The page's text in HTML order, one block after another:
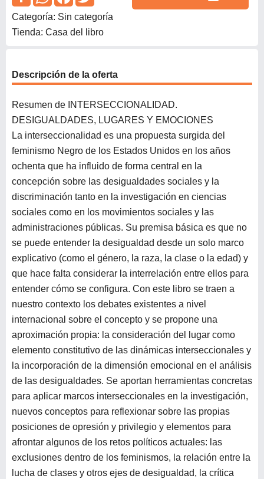
Categoría: Sin categoría
Tienda: Casa del libro
Descripción de la oferta
Resumen de INTERSECCIONALIDAD.
DESIGUALDADES, LUGARES Y EMOCIONES
La interseccionalidad es una propuesta surgida del
feminismo Negro de los Estados Unidos en los años
ochenta que ha influido de forma central en la
concepción sobre las desigualdades sociales y la
discriminación tanto en la investigación en ciencias
sociales como en los movimientos sociales y las
administraciones públicas. Su premisa básica es que no
se puede entender la desigualdad desde un solo marco
explicativo (como el género, la raza, la clase o la edad) y
que hace falta considerar la interrelación entre ellos para
entender cómo se configura. Con este libro se traen a
nuestro contexto los debates existentes a nivel
internacional sobre el concepto y se propone una
aproximación propia: la consideración del lugar como
elemento constitutivo de las dinámicas interseccionales y
la incorporación de la dimensión emocional en el análisis
de las desigualdades. Se aportan herramientas concretas
para aplicar marcos interseccionales en la investigación,
nuevos conceptos para reflexionar sobre las propias
posiciones de opresión y privilegio y elementos para
afrontar algunos de los retos políticos actuales: las
exclusiones dentro de los feminismos, la relación entre la
lucha de clases y otros ejes de desigualdad, la crítica